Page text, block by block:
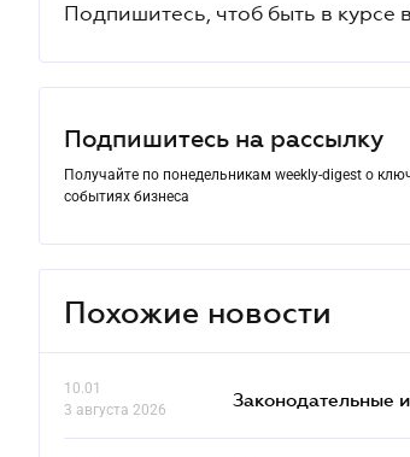
Подпишитесь, чтоб быть в курсе
Подпишитесь на рассылку
Получайте по понедельникам weekly-digest о
событиях бизнеса
Похожие новости
10.01
3 августа 2026
Законодательные